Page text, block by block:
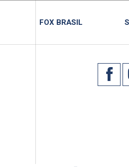
FOX BRASIL